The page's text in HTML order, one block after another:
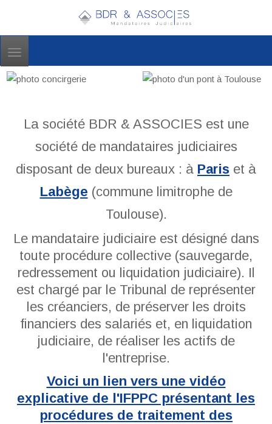
Toggle
navigation
La société BDR & ASSOCIES est une
société de mandataires judiciaires
disposant de deux bureaux : à Paris et à
Labège (commune limitrophe de
Toulouse).
Le mandataire judiciaire est désigné dans
toute procédure collective (sauvegarde,
redressement ou liquidation judiciaire). Il
est chargé par le Tribunal de représenter
les créanciers, de préserver les droits
financiers des salariés et, en liquidation
judiciaire, de réaliser les actifs de
l'entreprise.
Voici un lien vers une vidéo
explicative de l'IFPPC présentant les
procédures de traitement des